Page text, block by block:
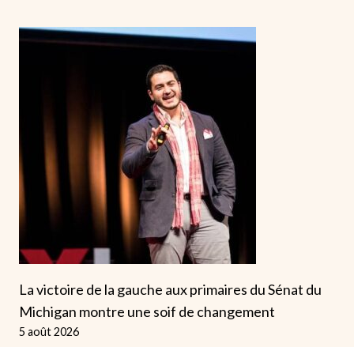
La victoire de la gauche aux primaires du Sénat du
Michigan montre une soif de changement
5 août 2026